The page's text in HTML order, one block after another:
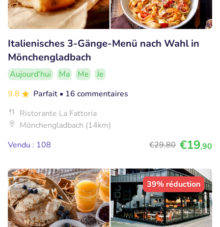
Italienisches 3-Gänge-Menü nach Wahl in
Mönchengladbach
Aujourd'hui Ma Me
Je
9.8
Parfait • 16 commentaires
Ristorante La Fattoria
Mönchengladbach (14km)
Vendu : 108
€29,80 €19,90
39% réduction